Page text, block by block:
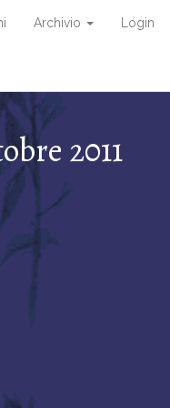
Archivio Login
2011